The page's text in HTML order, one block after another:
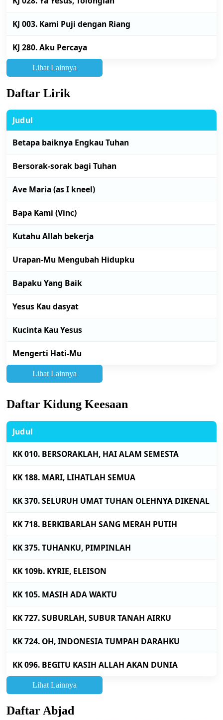
KJ 003. Kami Puji dengan Riang
KJ 280. Aku Percaya
Lihat Lainnya
Daftar Lirik
Judul
Betapa baiknya Engkau Tuhan
Bersorak-sorak bagi Tuhan
Ave Maria (as I kneel)
Bapa Kami (Vinc)
Kutahu Allah bekerja
Urapan-Mu Mengubah Hidupku
Bapaku Yang Baik
Yesus Kau dasyat
Kucinta Kau Yesus
Mengerti Hati-Mu
Lihat Lainnya
Daftar Kidung Keesaan
Judul
KK 010. BERSORAKLAH, HAI ALAM SEMESTA
KK 188. MARI, LIHATLAH SEMUA
KK 370. SELURUH UMAT TUHAN OLEHNYA DIKENAL
KK 718. BERKIBARLAH SANG MERAH PUTIH
KK 375. TUHANKU, PIMPINLAH
KK 109b. KYRIE, ELEISON
KK 105. MASIH ADA WAKTU
KK 727. SUBURLAH, SUBUR TANAH AIRKU
KK 724. OH, INDONESIA TUMPAH DARAHKU
KK 096. BEGITU KASIH ALLAH AKAN DUNIA
Lihat Lainnya
Daftar Abjad